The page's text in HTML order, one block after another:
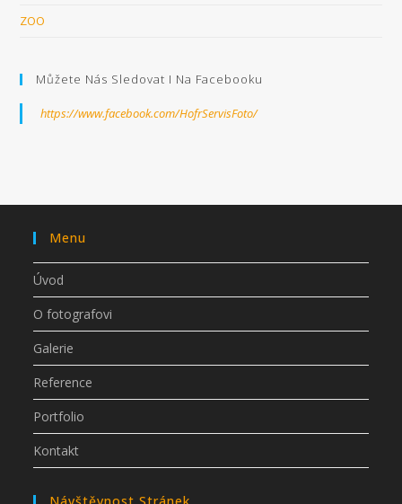
ZOO
Můžete Nás Sledovat I Na Facebooku
https://www.facebook.com/HofrServisFoto/
Menu
Úvod
O fotografovi
Galerie
Reference
Portfolio
Kontakt